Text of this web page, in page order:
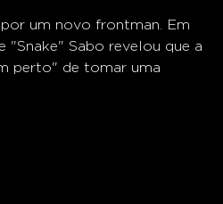
um novo frontman. Em
"Snake" Sabo revelou que a
perto" de tomar uma